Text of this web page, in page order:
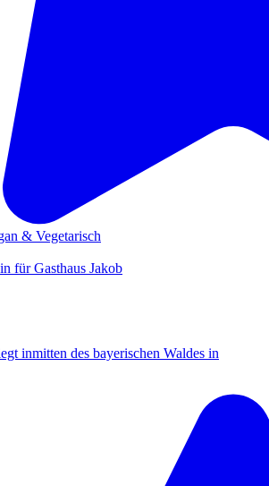
& Vegetarisch
inmitten des bayerischen Waldes in